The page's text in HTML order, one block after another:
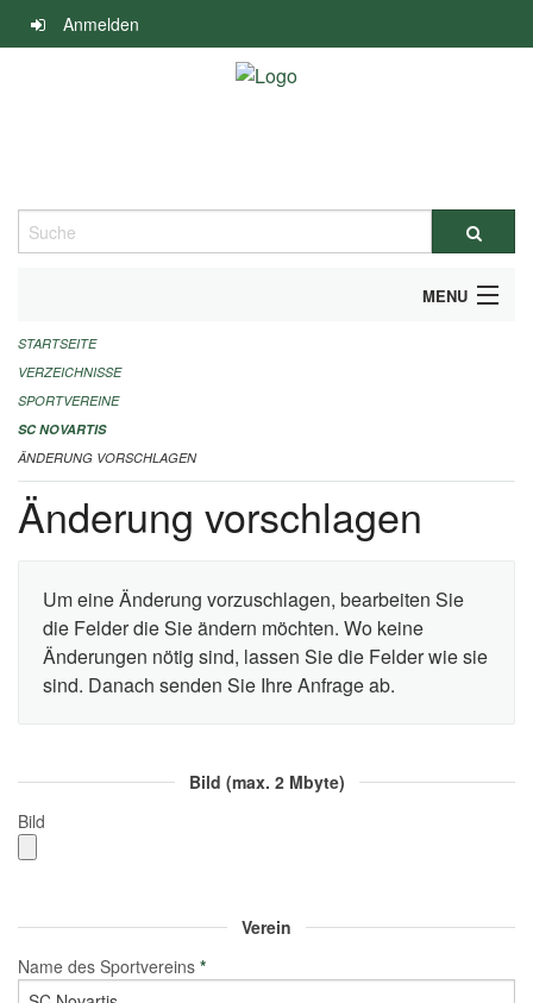
Navigation
überspringen
Anmelden
Suche
MENU
ALLGEMEINE INFORMATIONEN
FINANZIELLE UNTERSTÜTZUNG BENÖTIGT?
KONTAKT
STARTSEITE
VERZEICHNISSE
SPORTVEREINE
SC NOVARTIS
ÄNDERUNG VORSCHLAGEN
Änderung vorschlagen
Um eine Änderung vorzuschlagen, bearbeiten Sie
die Felder die Sie ändern möchten. Wo keine
Änderungen nötig sind, lassen Sie die Felder wie sie
sind. Danach senden Sie Ihre Anfrage ab.
Bild (max. 2 Mbyte)
Bild
Verein
Name des Sportvereins *